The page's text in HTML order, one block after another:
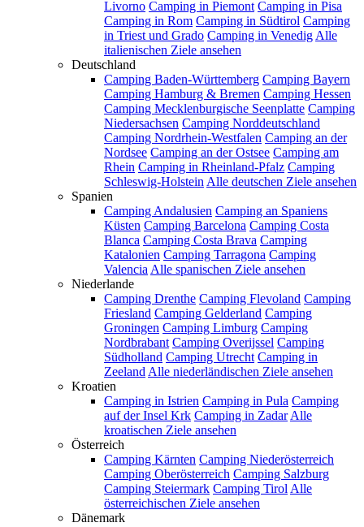
Livorno Camping in Piemont Camping in Pisa
Camping in Rom Camping in Südtirol Camping
in Triest und Grado Camping in Venedig Alle
italienischen Ziele ansehen
Deutschland
Camping Baden-Württemberg Camping Bayern
Camping Hamburg & Bremen Camping Hessen
Camping Mecklenburgische Seenplatte Camping
Niedersachsen Camping Norddeutschland
Camping Nordrhein-Westfalen Camping an der
Nordsee Camping an der Ostsee Camping am
Rhein Camping in Rheinland-Pfalz Camping
Schleswig-Holstein Alle deutschen Ziele ansehen
Spanien
Camping Andalusien Camping an Spaniens
Küsten Camping Barcelona Camping Costa
Blanca Camping Costa Brava Camping
Katalonien Camping Tarragona Camping
Valencia Alle spanischen Ziele ansehen
Niederlande
Camping Drenthe Camping Flevoland Camping
Friesland Camping Gelderland Camping
Groningen Camping Limburg Camping
Nordbrabant Camping Overijssel Camping
Südholland Camping Utrecht Camping in
Zeeland Alle niederländischen Ziele ansehen
Kroatien
Camping in Istrien Camping in Pula Camping
auf der Insel Krk Camping in Zadar Alle
kroatischen Ziele ansehen
Österreich
Camping Kärnten Camping Niederösterreich
Camping Oberösterreich Camping Salzburg
Camping Steiermark Camping Tirol Alle
österreichischen Ziele ansehen
Dänemark